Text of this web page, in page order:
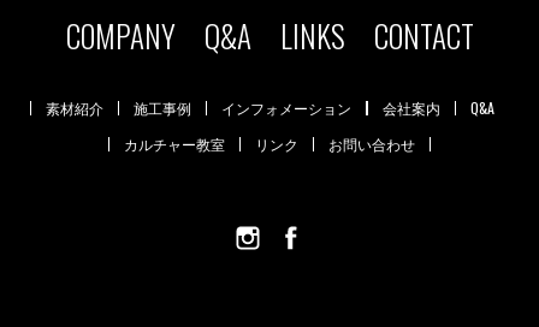
COMPANY Q&A LINKS CONTACT
素材紹介 施工事例 インフォメーション 会社案内
Q&A
カルチャー教室
リンク お問い合わせ